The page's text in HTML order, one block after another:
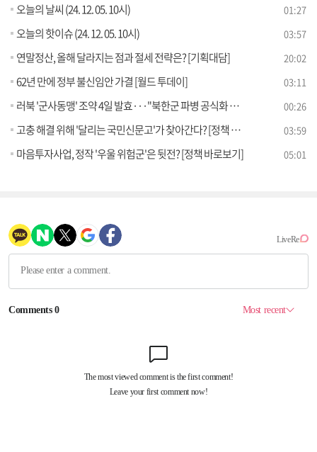
오늘의 날씨 (24. 12. 05. 10시) 01:27
오늘의 핫이슈 (24. 12. 05. 10시) 03:57
연말정산, 올해 달라지는 점과 절세 전략은? [기획대담] 20:02
62년 만에 정부 불신임안 가결 [월드 투데이] 03:11
러북 '군사동맹' 조약 4일 발효···"북한군 파병 공식화 주시" 00:26
고충 해결 위해 '달리는 국민신문고'가 찾아간다? [정책 바로보기] 03:59
마음투자사업, 정작 '우울 위험군'은 뒷전? [정책 바로보기] 05:01